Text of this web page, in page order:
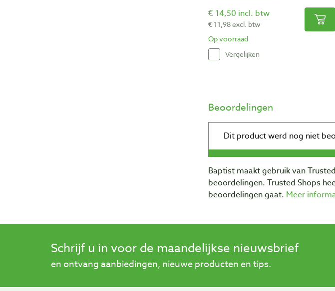
€ 14,50 incl. btw
€ 11,98 excl. btw
Op voorraad
Vergelijken
Beoordelingen
Baptist maakt gebruik van
beoordelingen. Trusted Shops
beoordelingen gaat. Meer
Schrijf u in voor de maandelijkse nieuwsbrief
en ontvang aanbiedingen, nieuwe producten en tips.